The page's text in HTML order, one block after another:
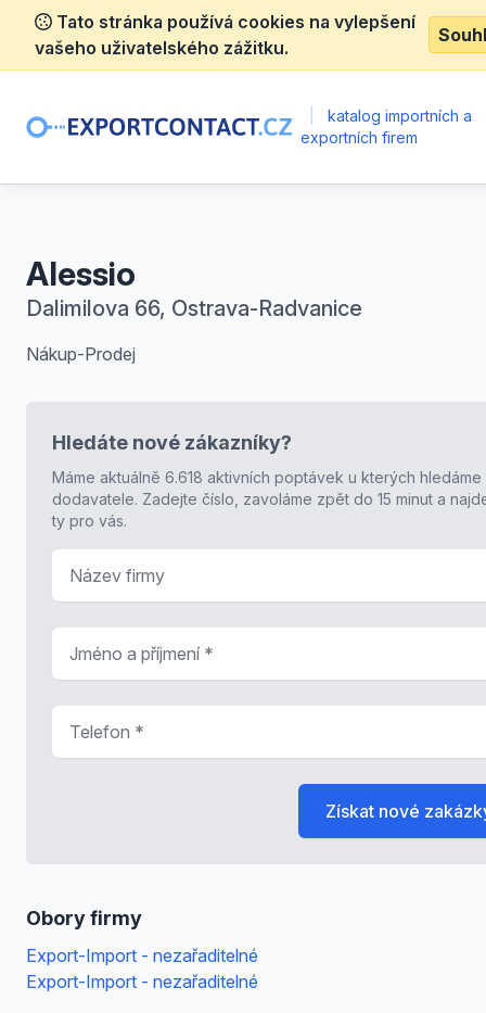
Tato stránka používá cookies na vylepšení
vašeho uživatelského zážitku.
katalog importních a
exportních firem
Alessio
Dalimilova 66, Ostrava-Radvanice
Nákup-Prodej
Obory firmy
Export-Import - nezařaditelné
Export-Import - nezařaditelné
Hledáte nové zákazníky?
Máme aktuálně 6.618 aktivních poptávek u kterých hledáme
dodavatele. Zadejte číslo, zavoláme zpět do 15 minut a
ty pro vás.
Získat nové